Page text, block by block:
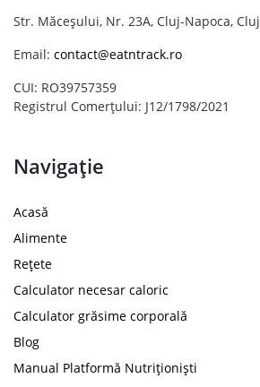
Str. Măceșului, Nr. 23A, Cluj-Napoca, Cluj
Email: contact@eatntrack.ro
CUI: RO39757359
Registrul Comerțului: J12/1798/2021
Navigație
Acasă
Alimente
Rețete
Calculator necesar caloric
Calculator grăsime corporală
Blog
Manual Platformă Nutriționiști